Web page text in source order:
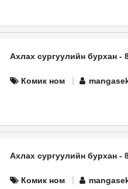
Ахлах сургуулийн бурхан -
Комик ном
Ахлах сургуулийн бурхан -
Комик ном